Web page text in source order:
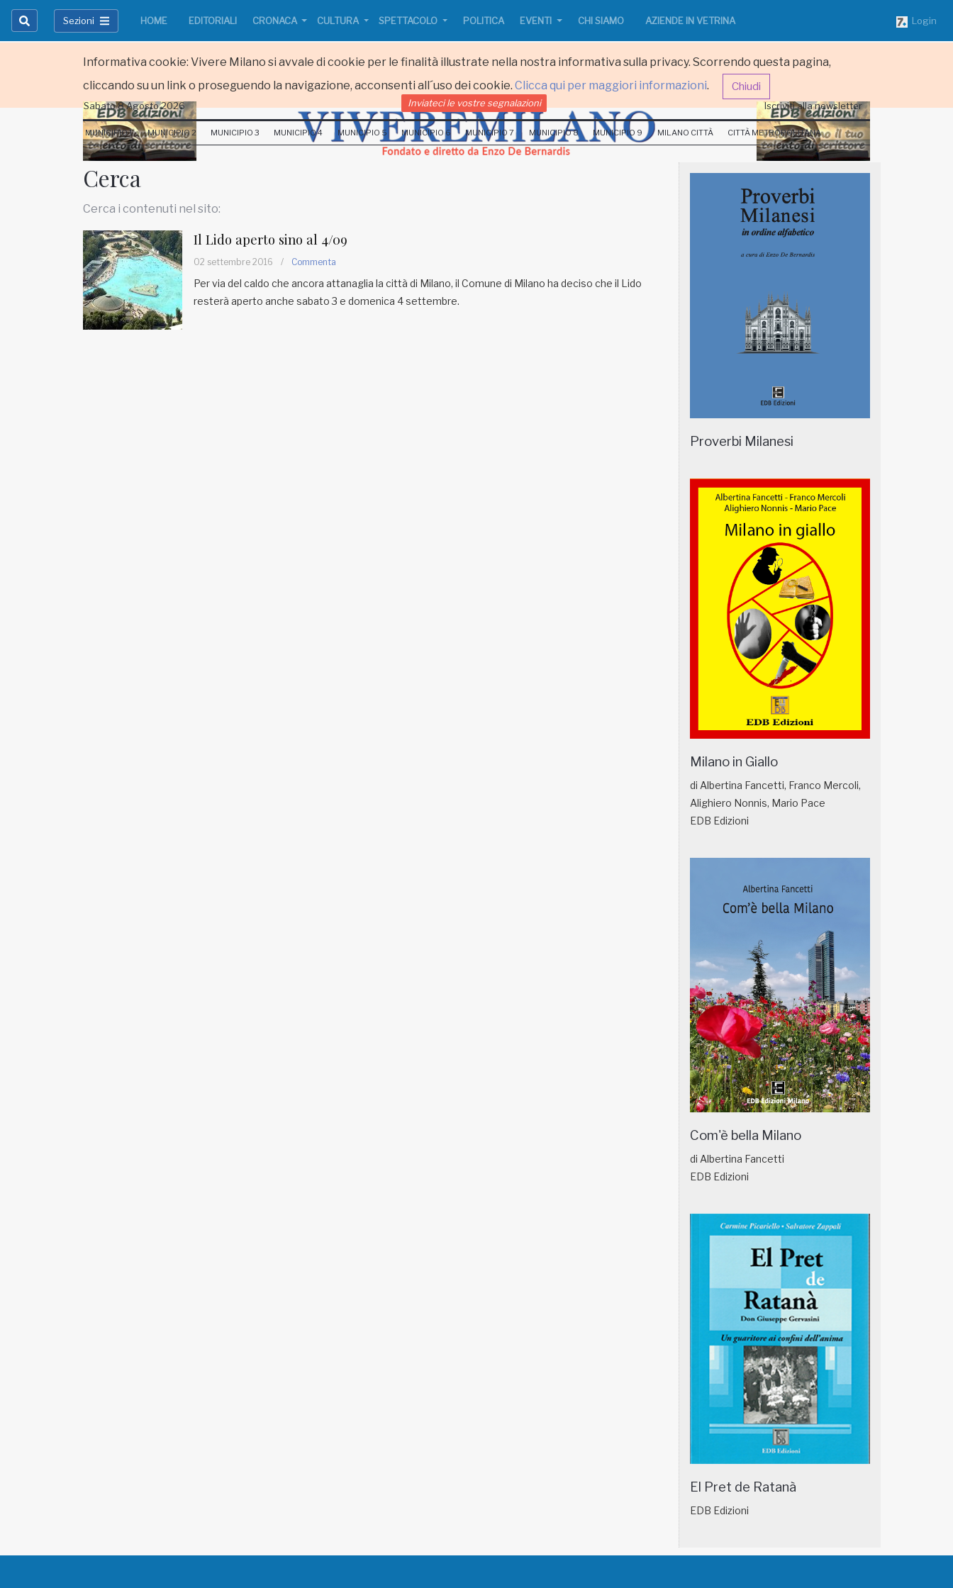
Informativa cookie: Vivere Milano si avvale di cookie per le finalità illustrate nella nostra informativa sulla privacy. Scorrendo questa pagina,
cliccando su un link o proseguendo la navigazione, acconsenti all´uso dei cookie. Clicca qui per maggiori informazioni. Chiudi
Sezioni HOME EDITORIALI CRONACA CULTURA SPETTACOLO POLITICA EVENTI CHI SIAMO AZIENDE IN VETRINA Login
Iscriviti alla newsletter
www.viveremilano.info
Fondato e diretto da Enzo De
Sabato 8 Agosto 2026 Inviateci le vostre segnalazioni Iscriviti alla newsletter
MUNICIPIO 1 MUNICIPIO 2 MUNICIPIO 3 MUNICIPIO 4 MUNICIPIO 5 MUNICIPIO 6 MUNICIPIO 7 MUNICIPIO 8 MUNICIPIO 9 MILANO CITTÀ CITTÀ METROPOLITANA
Cerca
Cerca i contenuti nel sito:
Il Lido aperto sino al 4/09
02 settembre 2016 / Commenta
Per via del caldo che ancora attanaglia la città di Milano, il Comune di Milano ha deciso che il Lido
resterà aperto anche sabato 3 e domenica 4 settembre.
Proverbi Milanesi
Milano in Giallo
di Albertina Fancetti, Franco Mercoli,
Alighiero Nonnis, Mario Pace
EDB Edizioni
Com'è bella Milano
di Albertina Fancetti
EDB Edizioni
El Pret de Ratanà
EDB Edizioni